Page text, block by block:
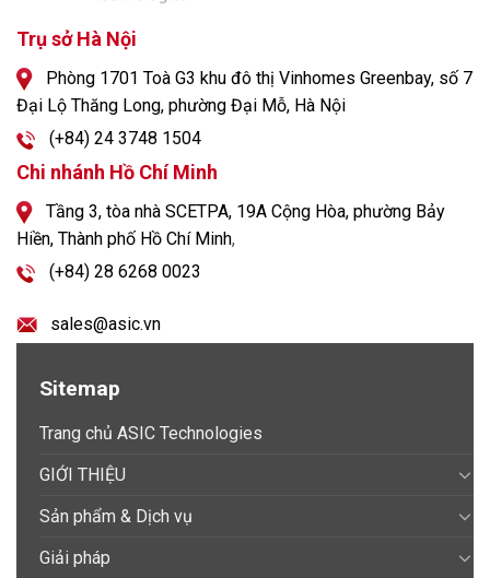
Trụ sở Hà Nội
Phòng 1701 Toà G3 khu đô thị Vinhomes Greenbay, số 7
Đại Lộ Thăng Long, phường Đại Mỗ, Hà Nội
(+84) 24 3748 1504
Chi nhánh Hồ Chí Minh
Tầng 3, tòa nhà SCETPA, 19A Cộng Hòa, phường Bảy
Hiền, Thành phố Hồ Chí Minh,
(+84) 28 6268 0023
sales@asic.vn
Sitemap
Trang chủ ASIC Technologies
GIỚI THIỆU
Sản phẩm & Dịch vụ
Giải pháp